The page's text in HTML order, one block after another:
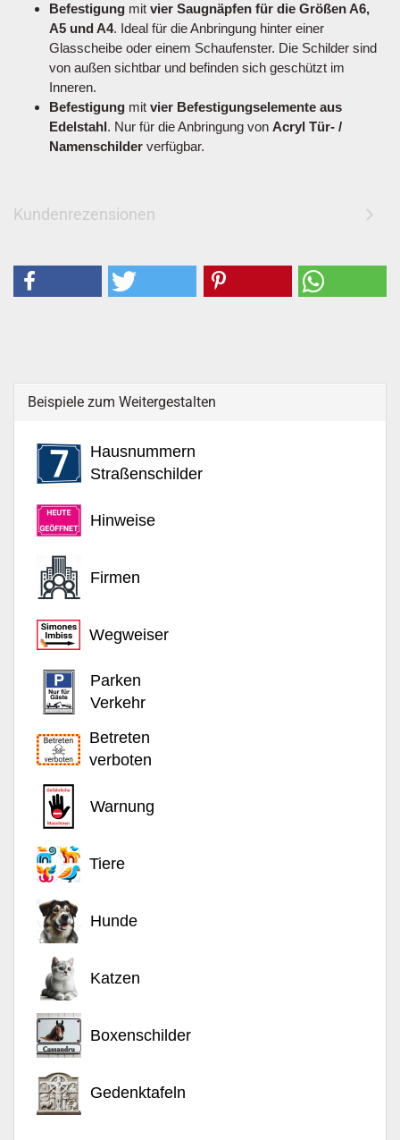
Befestigung mit vier Saugnäpfen für die Größen A6,
A5 und A4. Ideal für die Anbringung hinter einer
Glasscheibe oder einem Schaufenster. Die Schilder sind
von außen sichtbar und befinden sich geschützt im
Inneren.
Befestigung mit vier Befestigungselemente aus
Edelstahl. Nur für die Anbringung von Acryl Tür- /
Namenschilder verfügbar.
Kundenrezensionen
Beispiele zum Weitergestalten
Hausnummern
Straßenschilder
Hinweise
Firmen
Wegweiser
Parken
Verkehr
Betreten
verboten
Warnung
Tiere
Hunde
Katzen
Boxenschilder
Gedenktafeln